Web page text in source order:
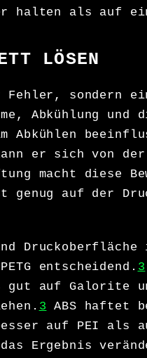
halten als auf
LÖSEN
sondern ein
Abkühlung und
Abkühlen
er sich von der
macht diese
auf der
entscheidend. 3
auf Galorite
3 ABS haftet
auf PEI als
Ergebnis